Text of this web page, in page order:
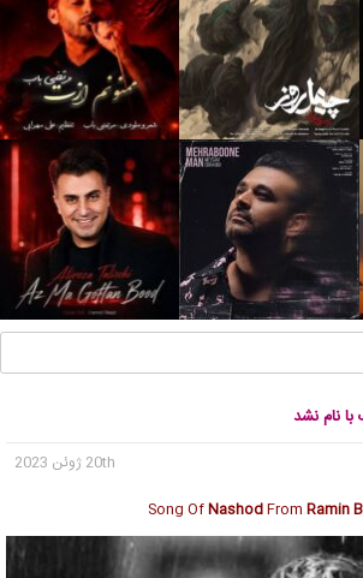
نام نشد
20th ژوئن 2023
Song OfNashodFrom Ramin